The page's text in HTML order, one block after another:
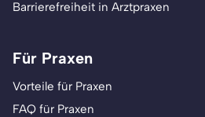
Barrierefreiheit in Arztpraxen
Für Praxen
Vorteile für Praxen
FAQ für Praxen